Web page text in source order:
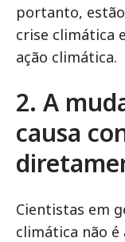
portanto,
crise climática
ação climática.
2. A
causa
Cientistas em
climática não